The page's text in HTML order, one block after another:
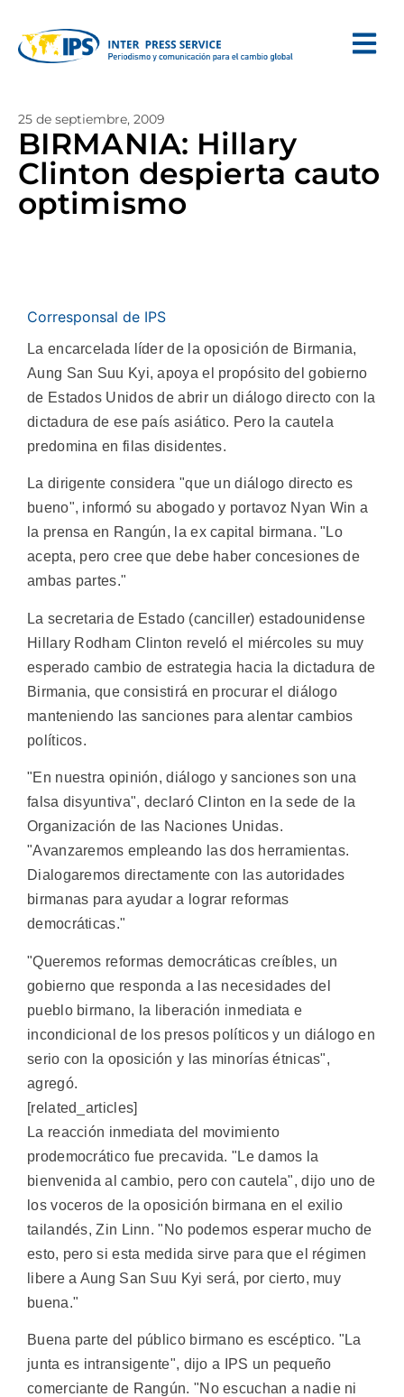
25 de septiembre, 2009
BIRMANIA: Hillary
Clinton despierta cauto
optimismo
Corresponsal de IPS
La encarcelada líder de la oposición de Birmania,
Aung San Suu Kyi, apoya el propósito del gobierno
de Estados Unidos de abrir un diálogo directo con la
dictadura de ese país asiático. Pero la cautela
predomina en filas disidentes.
La dirigente considera "que un diálogo directo es
bueno", informó su abogado y portavoz Nyan Win a
la prensa en Rangún, la ex capital birmana. "Lo
acepta, pero cree que debe haber concesiones de
ambas partes."
La secretaria de Estado (canciller) estadounidense
Hillary Rodham Clinton reveló el miércoles su muy
esperado cambio de estrategia hacia la dictadura de
Birmania, que consistirá en procurar el diálogo
manteniendo las sanciones para alentar cambios
políticos.
"En nuestra opinión, diálogo y sanciones son una
falsa disyuntiva", declaró Clinton en la sede de la
Organización de las Naciones Unidas.
"Avanzaremos empleando las dos herramientas.
Dialogaremos directamente con las autoridades
birmanas para ayudar a lograr reformas
democráticas."
"Queremos reformas democráticas creíbles, un
gobierno que responda a las necesidades del
pueblo birmano, la liberación inmediata e
incondicional de los presos políticos y un diálogo en
serio con la oposición y las minorías étnicas",
agregó.
[related_articles]
La reacción inmediata del movimiento
prodemocrático fue precavida. "Le damos la
bienvenida al cambio, pero con cautela", dijo uno de
los voceros de la oposición birmana en el exilio
tailandés, Zin Linn. "No podemos esperar mucho de
esto, pero si esta medida sirve para que el régimen
libere a Aung San Suu Kyi será, por cierto, muy
buena."
Buena parte del público birmano es escéptico. "La
junta es intransigente", dijo a IPS un pequeño
comerciante de Rangún. "No escuchan a nadie ni